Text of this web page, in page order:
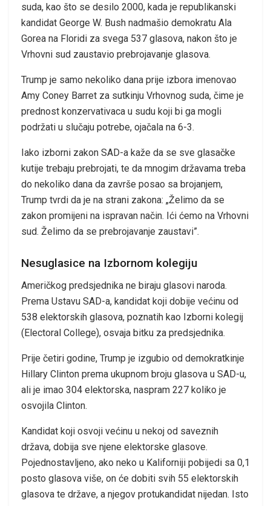
suda, kao što se desilo 2000, kada je republikanski
kandidat George W. Bush nadmašio demokratu Ala
Gorea na Floridi za svega 537 glasova, nakon što je
Vrhovni sud zaustavio prebrojavanje glasova.
Trump je samo nekoliko dana prije izbora imenovao
Amy Coney Barret za sutkinju Vrhovnog suda, čime je
prednost konzervativaca u sudu koji bi ga mogli
podržati u slučaju potrebe, ojačala na 6-3.
Iako izborni zakon SAD-a kaže da se sve glasačke
kutije trebaju prebrojati, te da mnogim državama treba
do nekoliko dana da završe posao sa brojanjem,
Trump tvrdi da je na strani zakona: „Želimo da se
zakon promijeni na ispravan način. Ići ćemo na Vrhovni
sud. Želimo da se prebrojavanje zaustavi”.
Nesuglasice na Izbornom kolegiju
Američkog predsjednika ne biraju glasovi naroda.
Prema Ustavu SAD-a, kandidat koji dobije većinu od
538 elektorskih glasova, poznatih kao Izborni kolegij
(Electoral College), osvaja bitku za predsjednika.
Prije četiri godine, Trump je izgubio od demokratkinje
Hillary Clinton prema ukupnom broju glasova u SAD-u,
ali je imao 304 elektorska, naspram 227 koliko je
osvojila Clinton.
Kandidat koji osvoji većinu u nekoj od saveznih
država, dobija sve njene elektorske glasove.
Pojednostavljeno, ako neko u Kaliforniji pobijedi sa 0,1
posto glasova više, on će dobiti svih 55 elektorskih
glasova te države, a njegov protukandidat nijedan. Isto